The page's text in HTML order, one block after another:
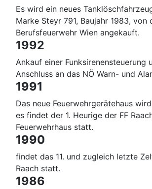
Es wird ein neues
Marke Steyr 791, Baujahr 1983, von
Berufsfeuerwehr Wien angekauft.
1992
Ankauf einer Funksirenensteuerung
Anschluss an das NÖ Warn- und
1991
Das neue Feuerwehrgerätehaus
es findet der 1. Heurige der FF
Feuerwehrhaus statt.
1990
findet das 11. und zugleich letzte
Raach statt.
1986